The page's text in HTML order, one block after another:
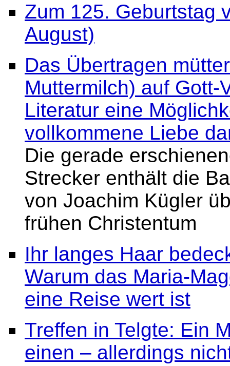
Zum 125. Geburtstag
August)
Das Übertragen
Muttermilch) auf Gott-
Literatur eine
vollkommene Liebe
Die gerade
Strecker enthält die
von Joachim Kügler
frühen Christentum
Ihr langes Haar
Warum das Maria-
eine Reise wert ist
Treffen in Telgte: Ein
einen – allerdings